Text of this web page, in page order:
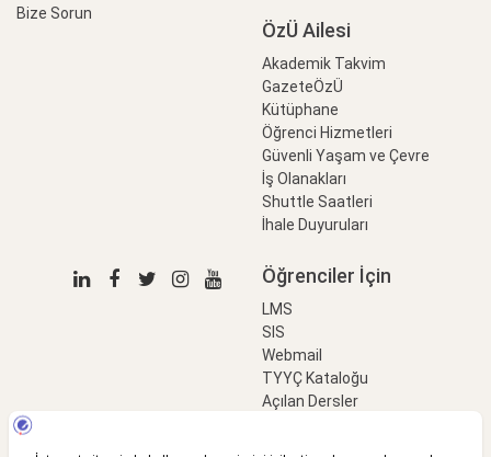
Bize Sorun
ÖzÜ Ailesi
Akademik Takvim
GazeteÖzÜ
Kütüphane
Öğrenci Hizmetleri
Güvenli Yaşam ve Çevre
İş Olanakları
Shuttle Saatleri
İhale Duyuruları
Öğrenciler İçin
LMS
SIS
Webmail
TYYÇ Kataloğu
Açılan Dersler